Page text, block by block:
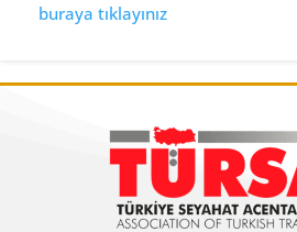
buraya tıklayınız